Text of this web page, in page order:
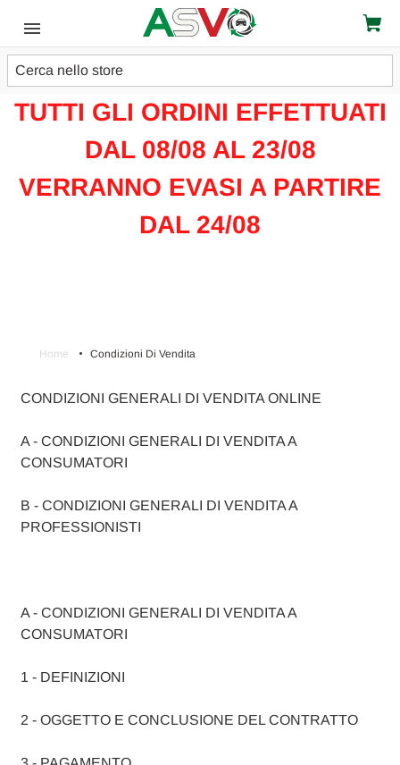
Cerca
ATTENZIONE!!!
TUTTI GLI ORDINI EFFETTUATI
DAL 08/08 AL 23/08
VERRANNO EVASI A PARTIRE
DAL 24/08
Home Condizioni Di Vendita
CONDIZIONI GENERALI DI VENDITA ONLINE
A - CONDIZIONI GENERALI DI VENDITA A
CONSUMATORI
B - CONDIZIONI GENERALI DI VENDITA A
PROFESSIONISTI
A - CONDIZIONI GENERALI DI VENDITA A
CONSUMATORI
1 - DEFINIZIONI
2 - OGGETTO E CONCLUSIONE DEL CONTRATTO